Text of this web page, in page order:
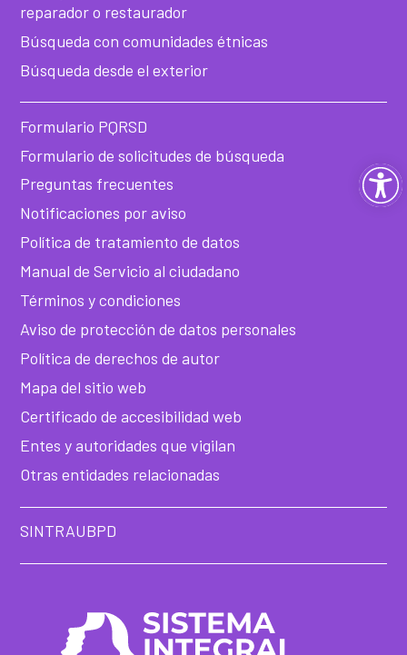
reparador o restaurador
Búsqueda con comunidades étnicas
Búsqueda desde el exterior
Formulario PQRSD
Formulario de solicitudes de búsqueda
Preguntas frecuentes
Notificaciones por aviso
Política de tratamiento de datos
Manual de Servicio al ciudadano
Términos y condiciones
Aviso de protección de datos personales
Política de derechos de autor
Mapa del sitio web
Certificado de accesibilidad web
Entes y autoridades que vigilan
Otras entidades relacionadas
SINTRAUBPD